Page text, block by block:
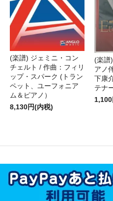
(楽譜) ジェミニ・コン
チェルト / 作曲：フィリ
ップ・スパーク (トラン
ペット、ユーフォニア
ム＆ピアノ）
8,130円(内税)
(楽譜
アノ
下康
テナ